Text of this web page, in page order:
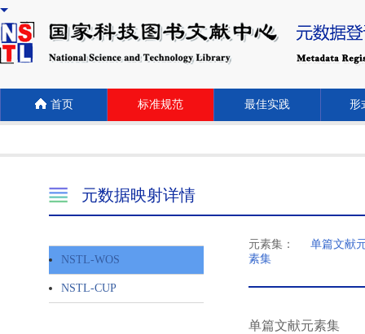
首页 标准规范 最佳实践 形
元数据映射详情
NSTL-WOS
NSTL-CUP
元素集：
单篇文献
素集
单篇文献元素集